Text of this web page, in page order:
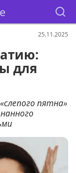
25.11.2025
для
пятна»